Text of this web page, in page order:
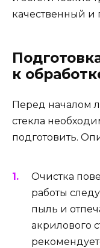
качественный и
к
Перед началом
стекла
подготовить.
Очистка
работы
пыль и
акрилового